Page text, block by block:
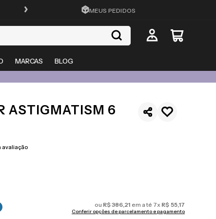
FRETE GRÁTIS EM TODO O SITE
MEUS PEDIDOS
MARCAS BLOG
ASTIGMATISM 6
avaliação
ou R$386,21 em até 7x R$ 55,17
Conferir opções de parcelamento e pagamento